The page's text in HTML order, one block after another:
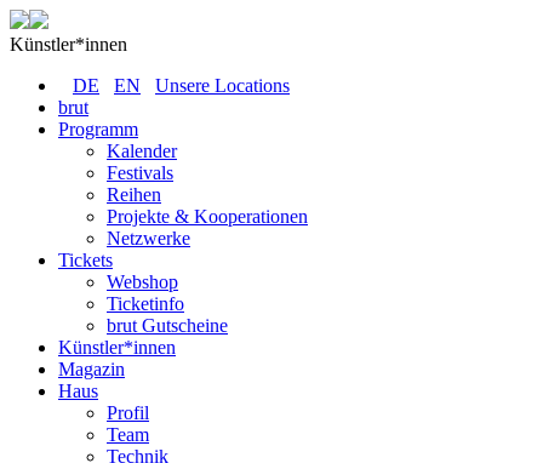
Künstler*innen
DE
EN
Unsere Locations
brut
Programm
Kalender
Festivals
Reihen
Projekte & Kooperationen
Netzwerke
Tickets
Webshop
Ticketinfo
brut Gutscheine
Künstler*innen
Magazin
Haus
Profil
Team
Technik